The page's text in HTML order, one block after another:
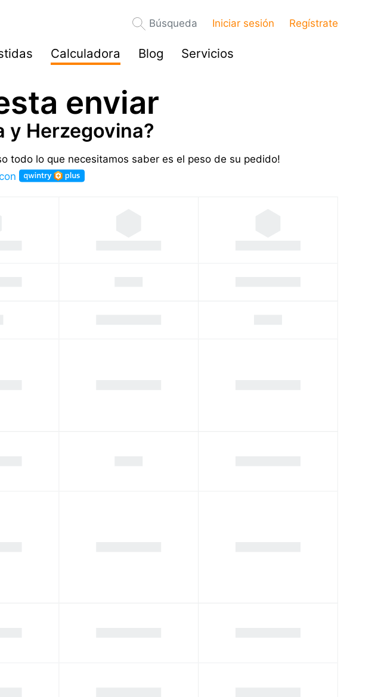
Búsqueda Iniciar sesión Regístrate
Calculadora Blog Servicios
enviar
y Herzegovina?
todo lo que necesitamos saber es el peso de su pedido!